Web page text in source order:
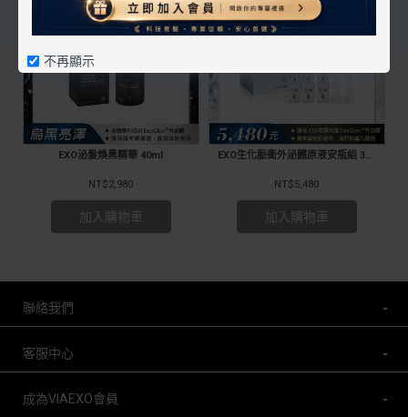
不再顯示
EXO泌髮煥黑精華 40ml
NT$2,980
加入購物車
EXO生化脈衝外泌體原液安瓶組 3ml/瓶 _ 1入組
NT$5,480
加入購物車
聯絡我們
客服中心
成為VIAEXO會員